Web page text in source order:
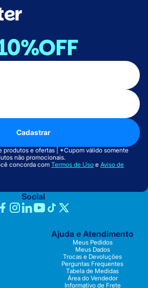
Cadastrar
produtos e ofertas | *Cupom válido somente
não promocionais.
concorda com Termos de Uso e Aviso de
Social
Ajuda e Atendimento
Meus Pedidos
Meus Dados
Trocas e Devoluções
Perguntas Frequentes
Tabela de Medidas
Área do Vendedor
Informativo de Frete